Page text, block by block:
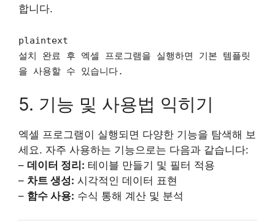
합니다.
plaintext
설치 완료 후 엑셀 프로그램을 실행하면 기본 템플릿
을 사용할 수 있습니다.
5. 기능 및 사용법 익히기
엑셀 프로그램이 실행되면 다양한 기능을 탐색해 보
세요. 자주 사용하는 기능으로는 다음과 같습니다:
– 데이터 정리: 테이블 만들기 및 필터 적용
– 차트 생성: 시각적인 데이터 표현
– 함수 사용: 수식 통해 계산 및 분석